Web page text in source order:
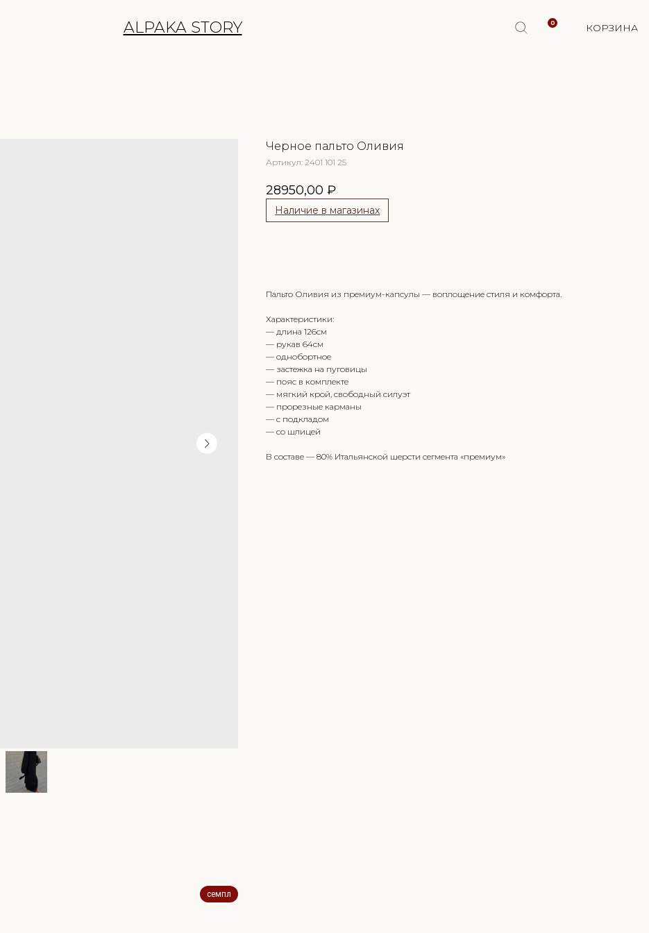
ALPAKA STORY 0 КОРЗИНА
Черное пальто Оливия
Артикул: 2401 101 25
28950,00 ₽
Наличие в магазинах
Пальто Оливия из премиум-капсулы — воплощение стиля и комфорта.
Характеристики:
— длина 126см
— рукав 64см
— однобортное
— застежка на пуговицы
— пояс в комплекте
— мягкий крой, свободный силуэт
— прорезные карманы
— с подкладом
— со шлицей
В составе — 80% Итальянской шерсти сегмента «премиум»
семпл